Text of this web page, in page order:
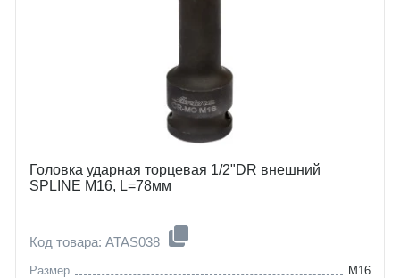
Головка ударная торцевая 1/2"DR внешний
SPLINE M16, L=78мм
Код товара: ATAS038
Размер
M16